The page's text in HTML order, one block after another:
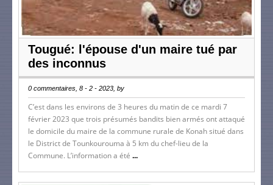
Tougué: l'épouse d'un maire tué par
des inconnus
0 commentaires, 8 - 2 - 2023, by
C’est dans les environs de 3 heures du matin de ce mardi 7
février 2023 que trois présumés bandits bien armés ont attaqué
le domicile du maire de la commune rurale de Konah situé dans
le District de Tounkourouma à 5 km du chef-lieu de la
Commune. L’information a été ...